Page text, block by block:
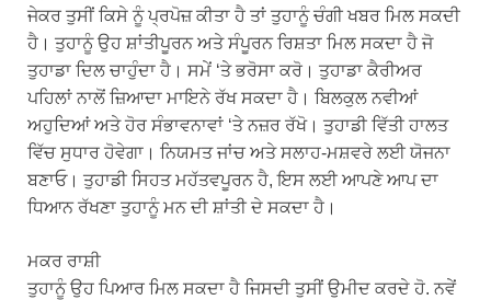
ਜੇਕਰ ਤੁਸੀਂ ਕਿਸੇ ਨੂੰ ਪ੍ਰਪੋਜ਼ ਕੀਤਾ ਹੈ ਤਾਂ ਤੁਹਾਨੂੰ ਚੰਗੀ ਖਬਰ ਮਿਲ ਸਕਦੀ
ਹੈ। ਤੁਹਾਨੂੰ ਉਹ ਸ਼ਾਂਤੀਪੂਰਨ ਅਤੇ ਸੰਪੂਰਨ ਰਿਸ਼ਤਾ ਮਿਲ ਸਕਦਾ ਹੈ ਜੋ
ਤੁਹਾਡਾ ਦਿਲ ਚਾਹੁੰਦਾ ਹੈ। ਸਮੇਂ ‘ਤੇ ਭਰੋਸਾ ਕਰੋ। ਤੁਹਾਡਾ ਕੈਰੀਅਰ
ਪਹਿਲਾਂ ਨਾਲੋਂ ਜ਼ਿਆਦਾ ਮਾਇਨੇ ਰੱਖ ਸਕਦਾ ਹੈ। ਬਿਲਕੁਲ ਨਵੀਆਂ
ਅਹੁਦਿਆਂ ਅਤੇ ਹੋਰ ਸੰਭਾਵਨਾਵਾਂ ‘ਤੇ ਨਜ਼ਰ ਰੱਖੋ। ਤੁਹਾਡੀ ਵਿੱਤੀ ਹਾਲਤ
ਵਿੱਚ ਸੁਧਾਰ ਹੋਵੇਗਾ। ਨਿਯਮਤ ਜਾਂਚ ਅਤੇ ਸਲਾਹ-ਮਸ਼ਵਰੇ ਲਈ ਯੋਜਨਾ
ਬਣਾਓ। ਤੁਹਾਡੀ ਸਿਹਤ ਮਹੱਤਵਪੂਰਨ ਹੈ, ਇਸ ਲਈ ਆਪਣੇ ਆਪ ਦਾ
ਧਿਆਨ ਰੱਖਣਾ ਤੁਹਾਨੂੰ ਮਨ ਦੀ ਸ਼ਾਂਤੀ ਦੇ ਸਕਦਾ ਹੈ।
ਮਕਰ ਰਾਸ਼ੀ
ਤੁਹਾਨੂੰ ਉਹ ਪਿਆਰ ਮਿਲ ਸਕਦਾ ਹੈ ਜਿਸਦੀ ਤੁਸੀਂ ਉਮੀਦ ਕਰਦੇ ਹੋ. ਨਵੇਂ